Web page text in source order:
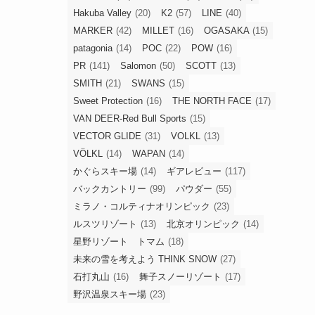
Hakuba Valley (20) K2 (57) LINE (40)
MARKER (42) MILLET (16) OGASAKA (15)
patagonia (14) POC (22) POW (16)
PR (141) Salomon (50) SCOTT (13)
SMITH (21) SWANS (15)
Sweet Protection (16) THE NORTH FACE (17)
VAN DEER-Red Bull Sports (15)
VECTOR GLIDE (31) VOLKL (13)
VÖLKL (14) WAPAN (14)
かぐらスキー場 (14) ギアレビュー (117)
バックカントリー (99) パウダー (55)
ミラノ・コルティナオリンピック (23)
ルスツリゾート (13) 北京オリンピック (14)
星野リゾート トマム (18)
未来の雪を考えよう THINK SNOW (27)
石打丸山 (16) 舞子スノーリゾート (17)
野沢温泉スキー場 (23)